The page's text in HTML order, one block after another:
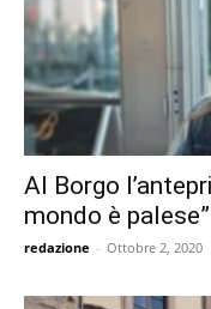
Al Borgo
mondo è palese”
redazione - Ottobre 2, 2020